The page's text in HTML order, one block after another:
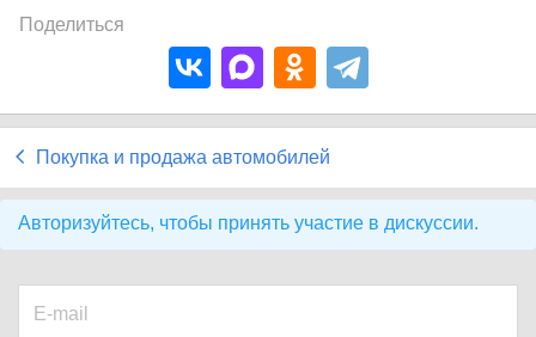
Поделиться
Покупка и продажа автомобилей
Авторизуйтесь, чтобы принять участие в дискуссии.